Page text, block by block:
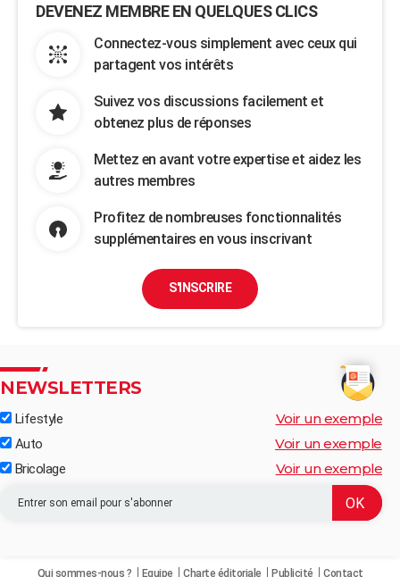
DEVENEZ MEMBRE EN QUELQUES CLICS
Connectez-vous simplement avec ceux qui
partagent vos intérêts
Suivez vos discussions facilement et
obtenez plus de réponses
Mettez en avant votre expertise et aidez les
autres membres
Profitez de nombreuses fonctionnalités
supplémentaires en vous inscrivant
S'INSCRIRE
NEWSLETTERS
Lifestyle Voir un exemple
Auto Voir un exemple
Bricolage Voir un exemple
Qui sommes-nous ? Equipe Charte éditoriale Publicité Contact